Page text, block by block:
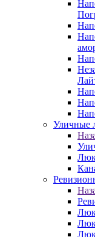
Уличные